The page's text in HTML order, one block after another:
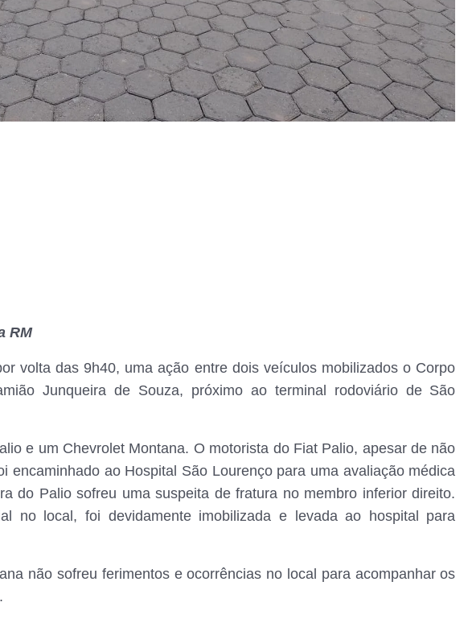
RM
volta das 9h40, uma ação entre dois veículos mobilizados o Corpo
Junqueira de Souza, próximo ao terminal rodoviário de São
e um Chevrolet Montana. O motorista do Fiat Palio, apesar de não
encaminhado ao Hospital São Lourenço para uma avaliação médica
do Palio sofreu uma suspeita de fratura no membro inferior direito.
no local, foi devidamente imobilizada e levada ao hospital para
não sofreu ferimentos e ocorrências no local para acompanhar os